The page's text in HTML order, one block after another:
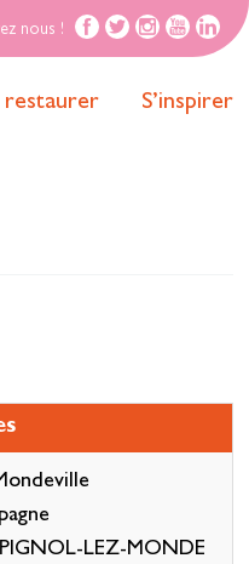
nous !
restaurer S’inspirer
LEZ-MONDE